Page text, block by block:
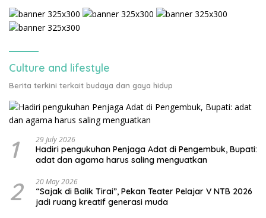
Culture and lifestyle
Berita terkini terkait budaya dan gaya hidup
1 29 July 2026
Hadiri pengukuhan Penjaga Adat di Pengembuk, Bupati:
adat dan agama harus saling menguatkan
2 20 May 2026
“Sajak di Balik Tirai”, Pekan Teater Pelajar V NTB 2026
jadi ruang kreatif generasi muda